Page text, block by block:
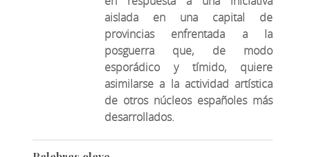
aislada en una capital de
provincias enfrentada a la
posguerra que, de modo
esporádico y tímido, quiere
asimilarse a la actividad artística
de otros núcleos españoles más
desarrollados.